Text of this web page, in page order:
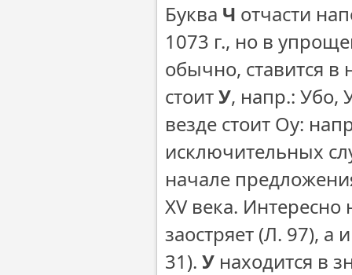
Буква Ч отчасти
1073 г., но в
обычно, ставится в
стоитУ, напр.: Убо,
везде стоит Оу:
исключительных
начале
XV века.
заостряет (Л. 97),
31). У находится в